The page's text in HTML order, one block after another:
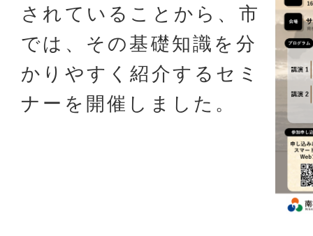
されていることから、市
では、その基礎知識を分
かりやすく紹介するセミ
ナーを開催しました。